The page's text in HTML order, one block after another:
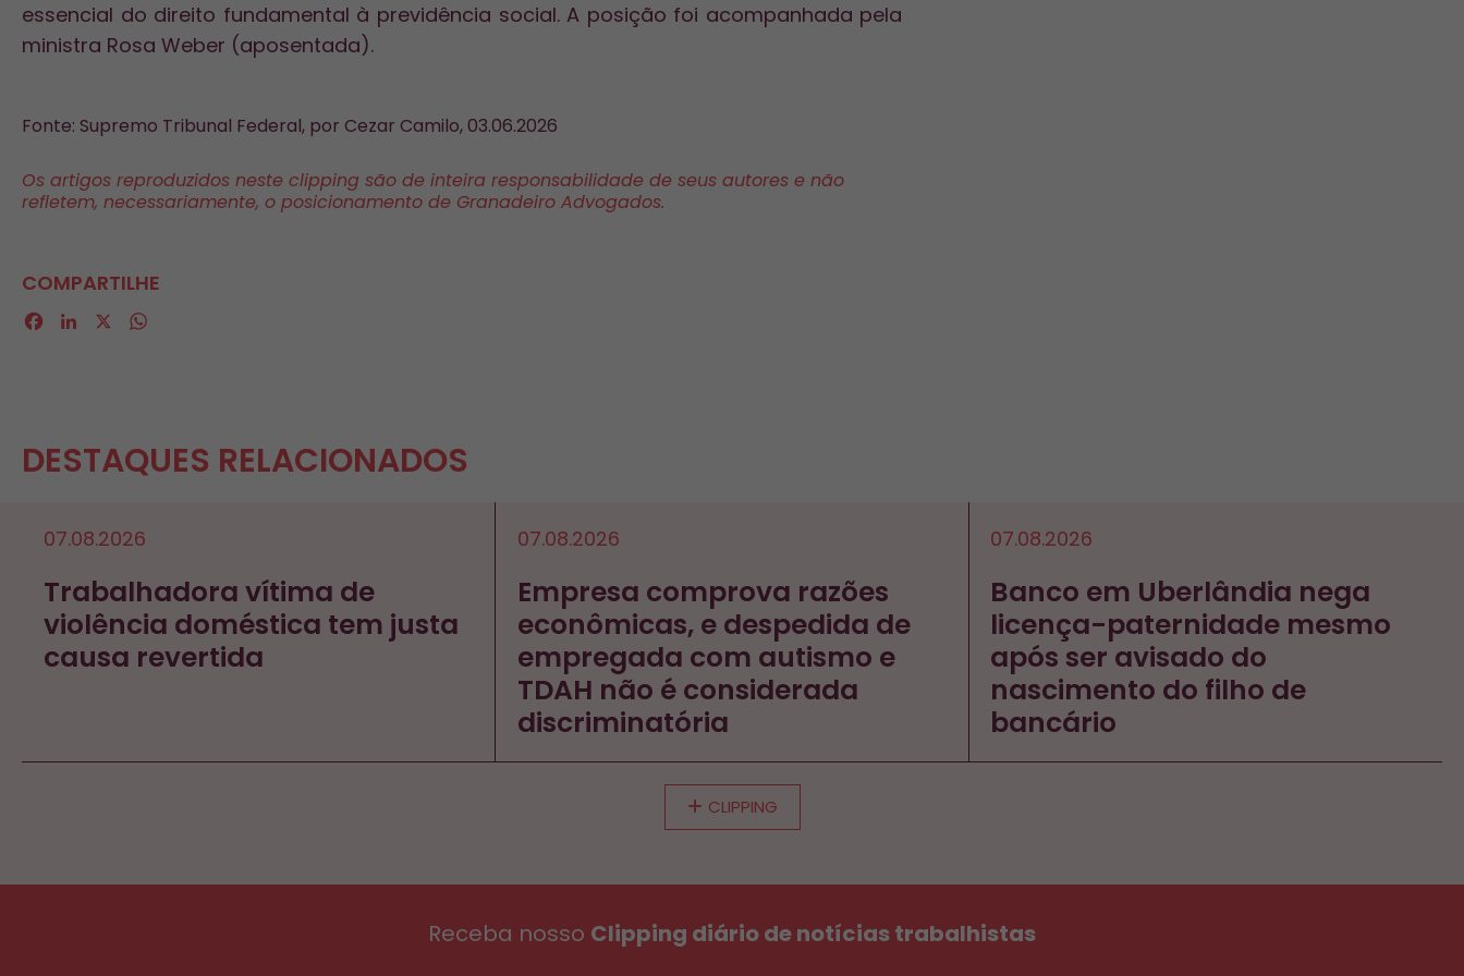
essencial do direito fundamental à previdência social. A posição foi acompanhada pela
ministra Rosa Weber (aposentada).
Fonte: Supremo Tribunal Federal, por Cezar Camilo, 03.06.2026
Os artigos reproduzidos neste clipping são de inteira responsabilidade de seus autores e não
refletem, necessariamente, o posicionamento de Granadeiro Advogados.
COMPARTILHE
Facebook
LinkedIn
DESTAQUES RELACIONADOS
07.08.2026
Trabalhadora vítima de
violência doméstica tem justa
causa revertida
07.08.2026
Empresa comprova razões
econômicas, e despedida de
empregada com autismo e
TDAH não é considerada
discriminatória
07.08.2026
Banco em Uberlândia nega
licença-paternidade mesmo
após ser avisado do
nascimento do filho de
bancário
CLIPPING
Receba nosso Clipping diário de notícias trabalhistas